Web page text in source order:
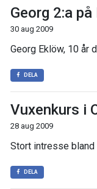
Georg 2:a på
30 aug 2009
Georg Eklöw, 10 år
DELA
Vuxenkurs i
28 aug 2009
Stort intresse
DELA